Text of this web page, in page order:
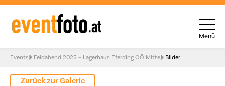
Skip to content
Menü
Events Feldabend 2025 – Lagerhaus Eferding OÖ Mitte Bilder
Zurück zur Galerie